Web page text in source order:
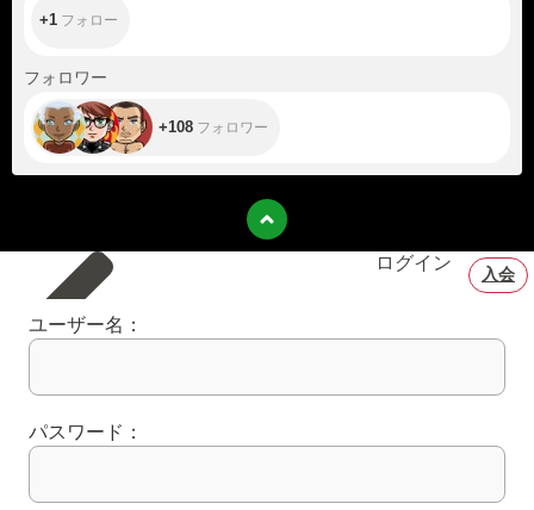
+1 フォロー
フォロワー
+108 フォロワー
ログイン
入会
ユーザー名：
パスワード：